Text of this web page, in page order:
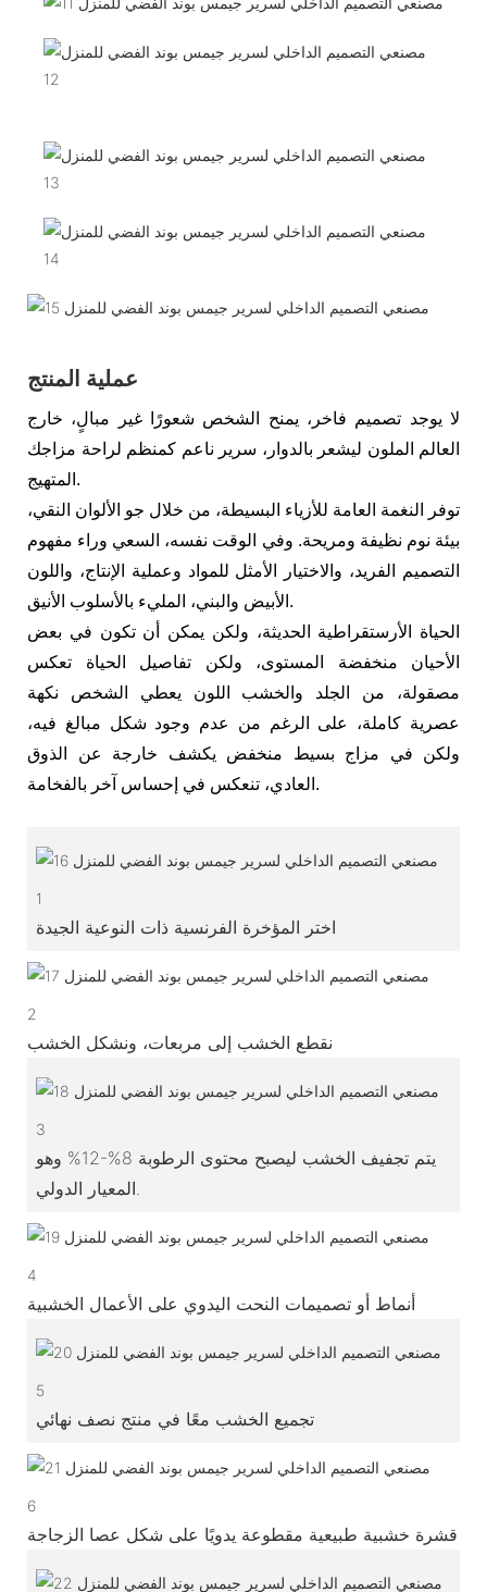
عملية المنتج
لا يوجد تصميم فاخر، يمنح الشخص شعورًا غير مبالٍ، خارج
العالم الملون ليشعر بالدوار، سرير ناعم كمنظم لراحة مزاجك
المتهيج.
توفر النغمة العامة للأزياء البسيطة، من خلال جو الألوان النقي،
بيئة نوم نظيفة ومريحة. وفي الوقت نفسه، السعي وراء مفهوم
التصميم الفريد، والاختيار الأمثل للمواد وعملية الإنتاج، واللون
الأبيض والبني، المليء بالأسلوب الأنيق.
الحياة الأرستقراطية الحديثة، ولكن يمكن أن تكون في بعض
الأحيان منخفضة المستوى، ولكن تفاصيل الحياة تعكس
مصقولة، من الجلد والخشب اللون يعطي الشخص نكهة
عصرية كاملة، على الرغم من عدم وجود شكل مبالغ فيه،
ولكن في مزاج بسيط منخفض يكشف خارجة عن الذوق
العادي، تنعكس في إحساس آخر بالفخامة.
1
اختر المؤخرة الفرنسية ذات النوعية الجيدة
2
نقطع الخشب إلى مربعات، ونشكل الخشب
3
يتم تجفيف الخشب ليصبح محتوى الرطوبة 8%-12% وهو
4
أنماط أو تصميمات النحت اليدوي على الأعمال الخشبية
5
تجميع الخشب معًا في منتج نصف نهائي
6
قشرة خشبية طبيعية مقطوعة يدويًا على شكل عصا الزجاجة